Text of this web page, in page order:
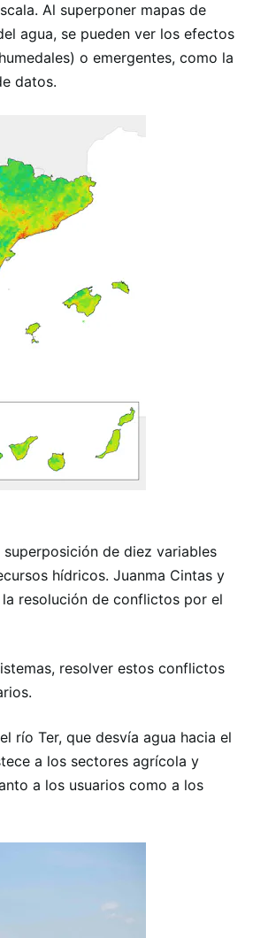
Al superponer mapas de
agua, se pueden ver los efectos
o emergentes, como la
datos.
de diez variables
hídricos. Juanma Cintas y
resolución de conflictos por el
resolver estos conflictos
río Ter, que desvía agua hacia el
a los sectores agrícola y
a los usuarios como a los